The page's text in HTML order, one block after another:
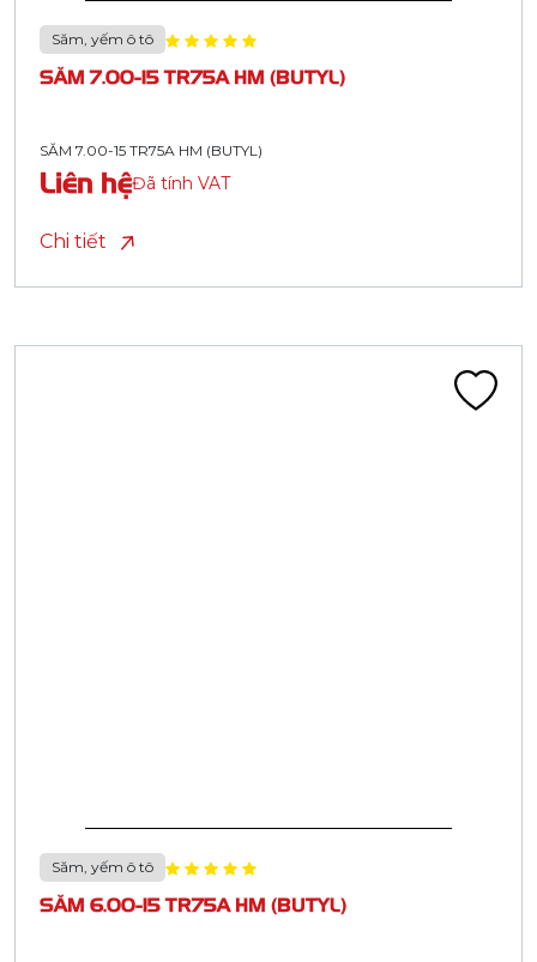
Săm, yếm ô tô
SĂM 7.00-15 TR75A HM (BUTYL)
SĂM 7.00-15 TR75A HM (BUTYL)
Liên hệĐã tính VAT
Chi tiết
Săm, yếm ô tô
SĂM 6.00-15 TR75A HM (BUTYL)